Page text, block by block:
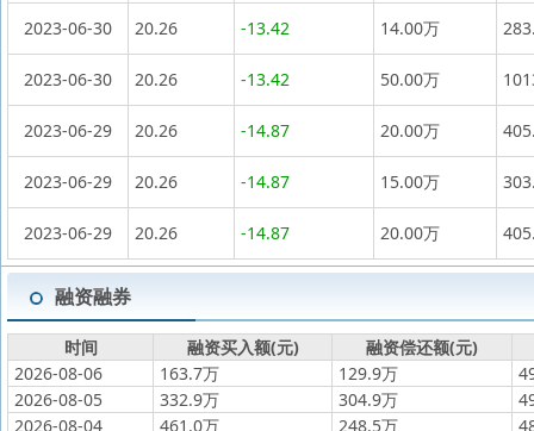
2023-06-30 20.26 -13.42 14.00万
2023-06-30 20.26 -13.42 50.00万
2023-06-29 20.26 -14.87 20.00万
2023-06-29 20.26 -14.87 15.00万
2023-06-29 20.26 -14.87 20.00万
融资融券
时间 融资买入额(元)
融资偿还额(元)
2026-08-06
163.7万 129.9万
2026-08-05
332.9万 304.9万
2026-08-04
461.0万 248.5万